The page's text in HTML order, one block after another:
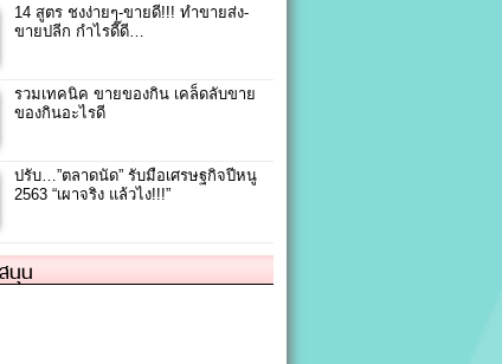
14 สูตร ชงง่ายๆ-ขายดี!!! ทำขายส่ง-
ขายปลีก กำไรดี๊ดี…
รวมเทคนิค ขายของกิน เคล็ดลับขาย
ของกินอะไรดี
ปรับ…”ตลาดนัด” รับมือเศรษฐกิจปีหนู
2563 “เผาจริง แล้วไง!!!”
นุน